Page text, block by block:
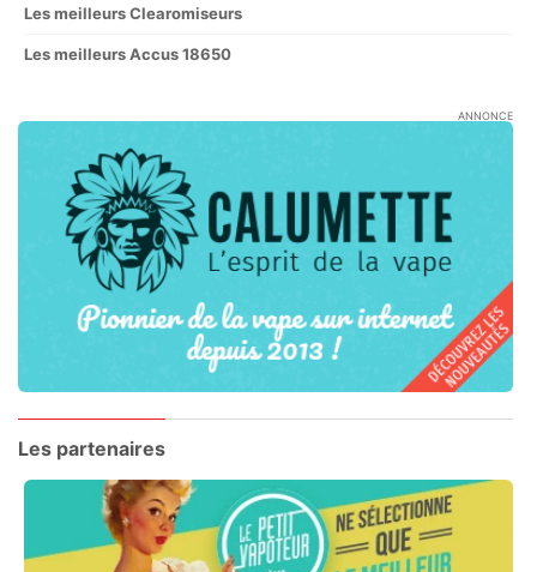
Les meilleurs Clearomiseurs
Les meilleurs Accus 18650
ANNONCE
Les partenaires